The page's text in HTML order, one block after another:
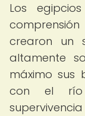
Los
crearon un
altamente
máximo sus
con el río